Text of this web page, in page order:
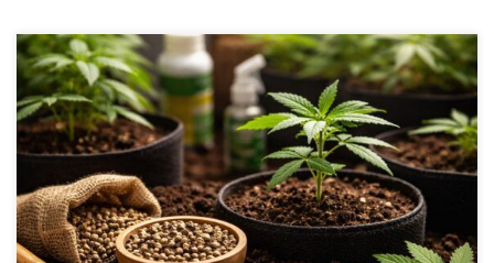
Najbardziej znane klasyczne odmiany marihuany – opowieść o
legendarnych nazwach, które zbudowały kulturę konopi Konopie
przez dziesięciolecia dorobiły się własnej mitologii: nazw,
symboli, skrótów myślowych i historii krążących w rozmowach,
artykułach, muzyce oraz wspomnieniach. Dla jednych jest to
rozdział dziejów kontrkultury i podróży, dla innych – fragment
historii rolnictwa, botaniki […]